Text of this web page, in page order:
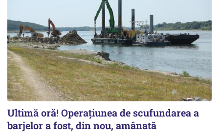
Ultimă oră! Operațiunea de scufundarea a
barjelor a fost, din nou, amânată